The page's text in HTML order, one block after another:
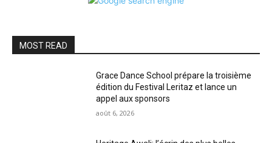
MOST READ
Grace Dance School prépare la troisième
édition du Festival Leritaz et lance un
appel aux sponsors
août 6, 2026